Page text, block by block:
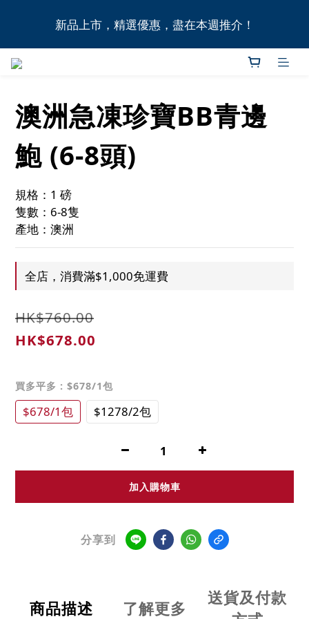
全港11間門市自取無門檻，買滿HK$1,000即享本地免
費送貨上門服務！
新品上市，精選優惠，盡在本週推介！
全港11間門市自取無門檻，買滿HK$1,000即享本地免
澳洲急凍珍寶BB青邊
鮑 (6-8頭)
規格：1 磅
隻數：6-8隻
產地：澳洲
全店，消費滿$1,000免運費
HK$760.00
HK$678.00
買多平多 : $678/1包
$678/1包 $1278/2包
加入購物車
分享到
商品描述 了解更多
送貨及付款